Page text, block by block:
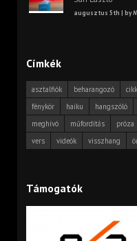
augusztus 5th | by
Címkék
asztalfiók beharangozó
fénykör
haiku hangszóló
meghívó
műfordítás próza
vers
videók visszhang
Támogatók